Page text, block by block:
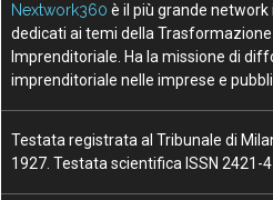
Nextwork360 è il più grande
dedicati ai temi della Trasformazione
Imprenditoriale. Ha la missione di
imprenditoriale nelle imprese e
Testata registrata al Tribunale di
1927. Testata scientifica ISSN 2421-